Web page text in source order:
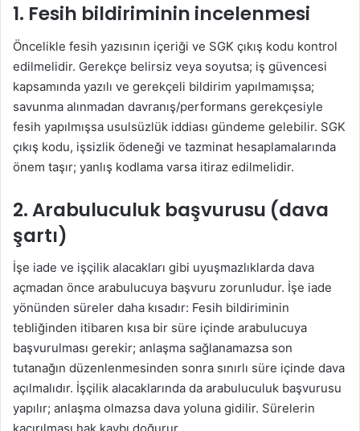
1. Fesih bildiriminin incelenmesi
Öncelikle fesih yazısının içeriği ve SGK çıkış kodu kontrol
edilmelidir. Gerekçe belirsiz veya soyutsa; iş güvencesi
kapsamında yazılı ve gerekçeli bildirim yapılmamışsa;
savunma alınmadan davranış/performans gerekçesiyle
fesih yapılmışsa usulsüzlük iddiası gündeme gelebilir. SGK
çıkış kodu, işsizlik ödeneği ve tazminat hesaplamalarında
önem taşır; yanlış kodlama varsa itiraz edilmelidir.
2. Arabuluculuk başvurusu (dava
şartı)
İşe iade ve işçilik alacakları gibi uyuşmazlıklarda dava
açmadan önce arabulucuya başvuru zorunludur. İşe iade
yönünden süreler daha kısadır: Fesih bildiriminin
tebliğinden itibaren kısa bir süre içinde arabulucuya
başvurulması gerekir; anlaşma sağlanamazsa son
tutanağın düzenlenmesinden sonra sınırlı süre içinde dava
açılmalıdır. İşçilik alacaklarında da arabuluculuk başvurusu
yapılır; anlaşma olmazsa dava yoluna gidilir. Sürelerin